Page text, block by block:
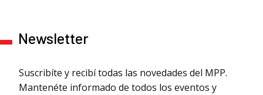
Newsletter
Suscribíte y recibí todas las novedades del MPP.
Mantenéte informado de todos los eventos y